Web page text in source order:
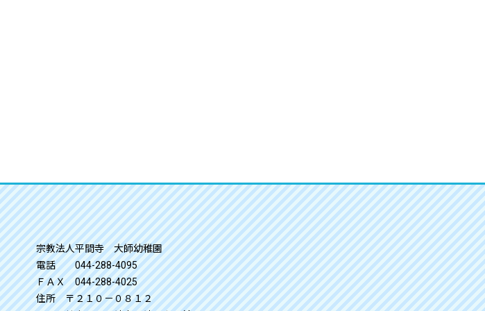
宗教法人平間寺 大師幼稚園
電話 044-288-4095
ＦＡＸ 044-288-4025
住所 〒２１０－０８１２